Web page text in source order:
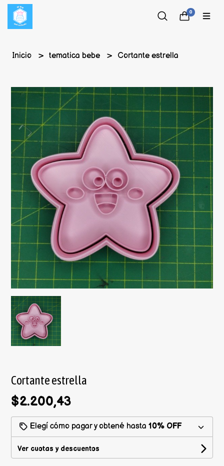
0
Inicio tematica bebe Cortante estrella
Cortante estrella
$2.200,43
Elegí cómo pagar y obtené hasta10% OFF
Ver cuotas y descuentos